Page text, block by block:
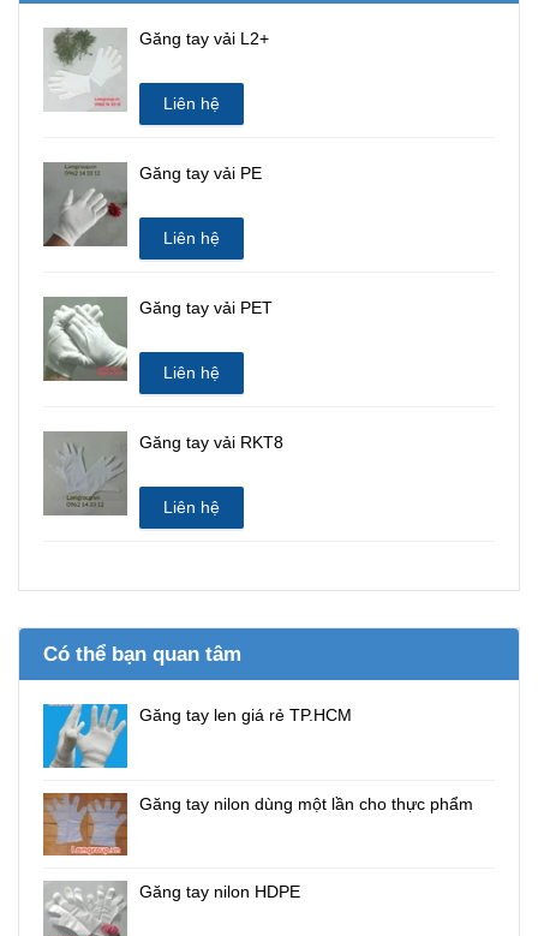
Găng tay vải L2+
Liên hệ
Găng tay vải PE
Liên hệ
Găng tay vải PET
Liên hệ
Găng tay vải RKT8
Liên hệ
Có thể bạn quan tâm
Găng tay len giá rẻ TP.HCM
Găng tay nilon dùng một lần cho thực phẩm
Găng tay nilon HDPE